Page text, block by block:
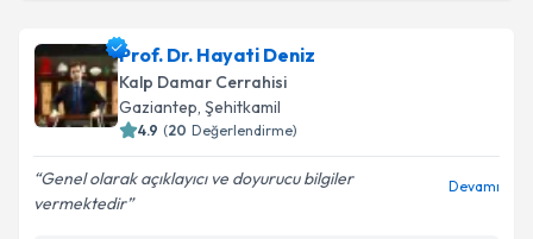
Prof. Dr. Hayati Deniz
Kalp Damar Cerrahisi
Gaziantep, Şehitkamil
4.9 (20 Değerlendirme)
Genel olarak açıklayıcı ve doyurucu bilgiler
vermektedir
Devamı